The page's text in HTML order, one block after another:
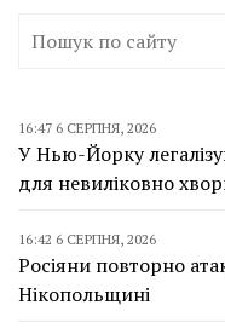
16:47 6 СЕРПНЯ, 2026
У Нью-Йорку
для невиліковно
16:42 6 СЕРПНЯ, 2026
Росіяни повторно
Нікопольщині